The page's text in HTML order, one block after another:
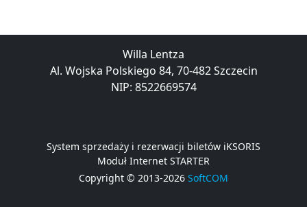
Willa Lentza
Al. Wojska Polskiego 84, 70-482 Szczecin
NIP: 8522669574
System sprzedaży i rezerwacji biletów iKSORIS
Moduł Internet STARTER
Copyright © 2013-2026 SoftCOM